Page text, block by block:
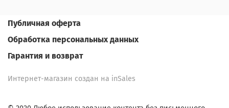
Публичная оферта
Обработка персональных данных
Гарантия и возврат
Интернет-магазин создан на inSales